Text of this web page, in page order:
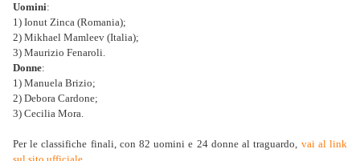
Uomini:
1) Ionut Zinca (Romania);
2) Mikhael Mamleev (Italia);
3) Maurizio Fenaroli.
Donne:
1) Manuela Brizio;
2) Debora Cardone;
3) Cecilia Mora.
Per le classifiche finali, con 82 uomini e 24 donne al traguardo, vai al link